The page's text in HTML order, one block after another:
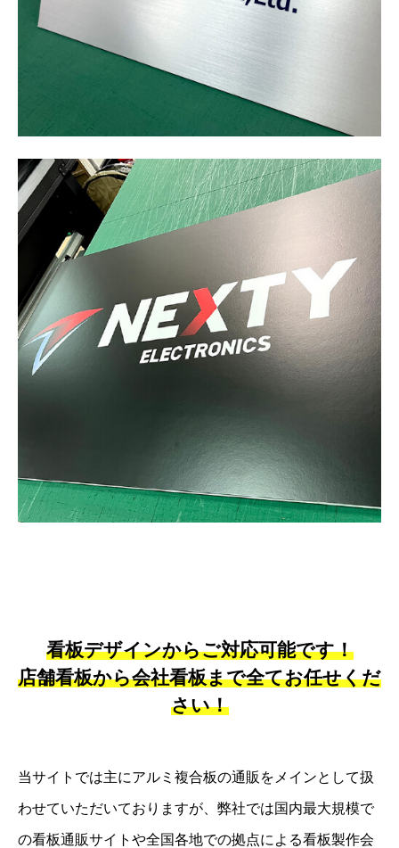
看板デザインからご対応可能です！
店舗看板から会社看板まで全てお任せくだ
さい！
当サイトでは主にアルミ複合板の通販をメインとして扱
わせていただいておりますが、弊社では国内最大規模で
の看板通販サイトや全国各地での拠点による看板製作会